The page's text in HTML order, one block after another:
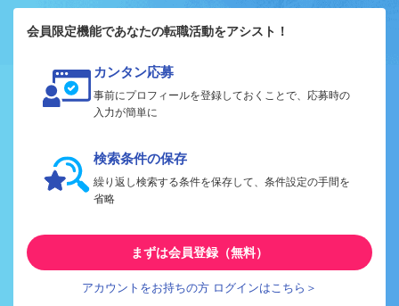
会員限定機能であなたの転職活動をアシスト！
カンタン応募
事前にプロフィールを登録しておくことで、応募時の
入力が簡単に
検索条件の保存
繰り返し検索する条件を保存して、条件設定の手間を
省略
まずは会員登録（無料）
アカウントをお持ちの方 ログインはこちら＞